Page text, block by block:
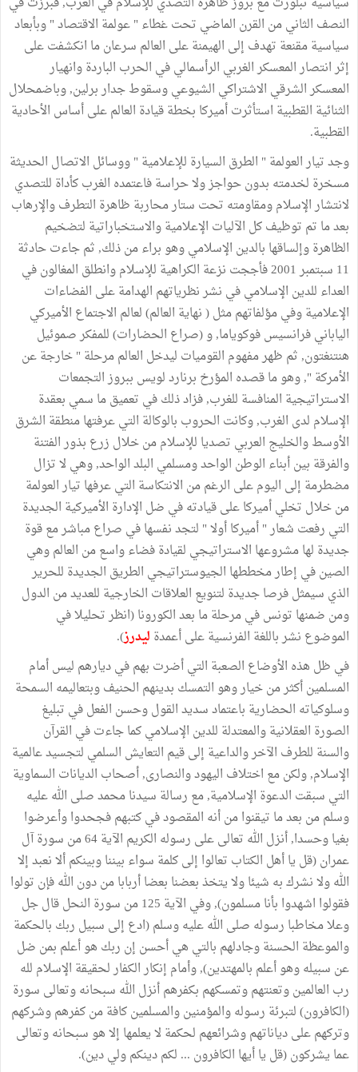
النصف الثاني من القرن الماضي تحت غطاء " عولمة الاقتصاد " وبأبعاد
سياسية مقنعة تهدف إلى الهيمنة على العالم سرعان ما انكشفت على
إثر انتصار المعسكر الغربي الرأسمالي في الحرب الباردة وانهيار
المعسكر الشرقي الاشتراكي الشيوعي وسقوط جدار برلين, وباضمحلال
الثنائية القطبية استأثرت أميركا بخطة قيادة العالم على أساس الأحادية
القطبية.
وجد تيار العولمة " الطرق السيارة للإعلامية " ووسائل الاتصال الحديثة
مسخرة لخدمته بدون حواجز ولا حراسة فاعتمده الغرب كأداة للتصدي
لانتشار الإسلام ومقاومته تحت ستار محاربة ظاهرة التطرف والإرهاب
بعد ما تم توظيف كل الآليات الإعلامية والاستخباراتية لتضخيم
الظاهرة وإلساقها بالدين الإسلامي وهو براء من ذلك, ثم جاءت حادثة
11 سبتمبر 2001 فأججت نزعة الكراهية للإسلام وانطلق المغالون في
العداء للدين الإسلامي في نشر نظرياتهم الهدامة على الفضاءات
الإعلامية وفي مؤلفاتهم مثل ( نهاية العالم) لعالم الاجتماع الأميركي
الياباني فرانسيس فوكوياما, و (صراع الحضارات) للمفكر صموئيل
هنتنغتون, ثم ظهر مفهوم القوميات ليدخل العالم مرحلة " خارجة عن
الأمركة ", وهو ما قصده المؤرخ برنارد لويس ببروز التجمعات
الاستراتيجية المنافسة للغرب, فزاد ذلك في تعميق ما سمي بعقدة
الإسلام لدى الغرب, وكانت الحروب بالوكالة التي عرفتها منطقة الشرق
الأوسط والخليج العربي تصديا للإسلام من خلال زرع بذور الفتنة
والفرقة بين أبناء الوطن الواحد ومسلمي البلد الواحد, وهي لا تزال
مضطرمة إلى اليوم على الرغم من الانتكاسة التي عرفها تيار العولمة
من خلال تخلي أميركا على قيادته في ضل الإدارة الأميركية الجديدة
التي رفعت شعار " أميركا أولا " لتجد نفسها في صراع مباشر مع قوة
جديدة لها مشروعها الاستراتيجي لقيادة فضاء واسع من العالم وهي
الصين في إطار مخططها الجيوستراتيجي الطريق الجديدة للحرير
الذي سيمثل فرصا جديدة لتنويع العلاقات الخارجية للعديد من الدول
ومن ضمنها تونس في مرحلة ما بعد الكورونا (انظر تحليلا في
الموضوع نشر باللغة الفرنسية على أعمدة ليدرز).
في ظل هذه الأوضاع الصعبة التي أضرت بهم في ديارهم ليس أمام
المسلمين أكثر من خيار وهو التمسك بدينهم الحنيف وبتعاليمه السمحة
وسلوكياته الحضارية باعتماد سديد القول وحسن الفعل في تبليغ
الصورة العقلانية والمعتدلة للدين الإسلامي كما جاءت في القرآن
والسنة للطرف الآخر والداعية إلى قيم التعايش السلمي لتجسيد عالمية
الإسلام, ولكن مع اختلاف اليهود والنصارى, أصحاب الديانات السماوية
التي سبقت الدعوة الإسلامية, مع رسالة سيدنا محمد صلى الله عليه
وسلم من بعد ما تيقنوا من أنه المقصود في كتبهم فجحدوا وأعرضوا
بغيا وحسدا, أنزل الله تعالى على رسوله الكريم الآية 64 من سورة آل
عمران (قل يا أهل الكتاب تعالوا إلى كلمة سواء بيننا وبينكم ألا نعبد إلا
الله ولا نشرك به شيئا ولا يتخذ بعضنا بعضا أربابا من دون الله فإن تولوا
فقولوا اشهدوا بأنا مسلمون), وفي الآية 125 من سورة النحل قال جل
وعلا مخاطبا رسوله صلى الله عليه وسلم (ادع إلى سبيل ربك بالحكمة
والموعظة الحسنة وجادلهم بالتي هي أحسن إن ربك هو أعلم بمن ضل
عن سبيله وهو أعلم بالمهتدين), وأمام إنكار الكفار لحقيقة الإسلام لله
رب العالمين وتعنتهم وتمسكهم بكفرهم أنزل الله سبحانه وتعالى سورة
(الكافرون) لتبرئة رسوله والمؤمنين والمسلمين كافة من كفرهم وشركهم
وتركهم على دياناتهم وشرائعهم لحكمة لا يعلمها إلا هو سبحانه وتعالى
عما يشركون (قل يا أيها الكافرون ... لكم دينكم ولي دين).